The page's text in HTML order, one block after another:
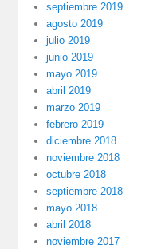
septiembre 2019
agosto 2019
julio 2019
junio 2019
mayo 2019
abril 2019
marzo 2019
febrero 2019
diciembre 2018
noviembre 2018
octubre 2018
septiembre 2018
mayo 2018
abril 2018
noviembre 2017